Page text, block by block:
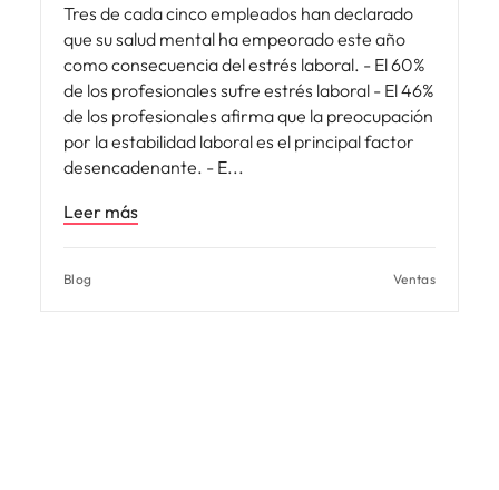
Tres de cada cinco empleados han declarado
que su salud mental ha empeorado este año
como consecuencia del estrés laboral. - El 60%
de los profesionales sufre estrés laboral - El 46%
de los profesionales afirma que la preocupación
por la estabilidad laboral es el principal factor
desencadenante. - E
Leer más
Blog Ventas